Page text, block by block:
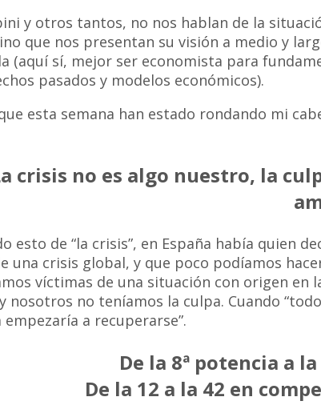
y otros tantos, no nos hablan de la
que nos presentan su visión a medio y
(aquí sí, mejor ser economista para
pasados y modelos económicos).
esta semana han estado rondando mi
crisis no es algo nuestro, la
esto de “la crisis”, en España había quien
una crisis global, y que poco podíamos
víctimas de una situación con origen en
nosotros no teníamos la culpa. Cuando
a recuperarse”.
De la 8ª potencia a la
De la 12 a la 42 en